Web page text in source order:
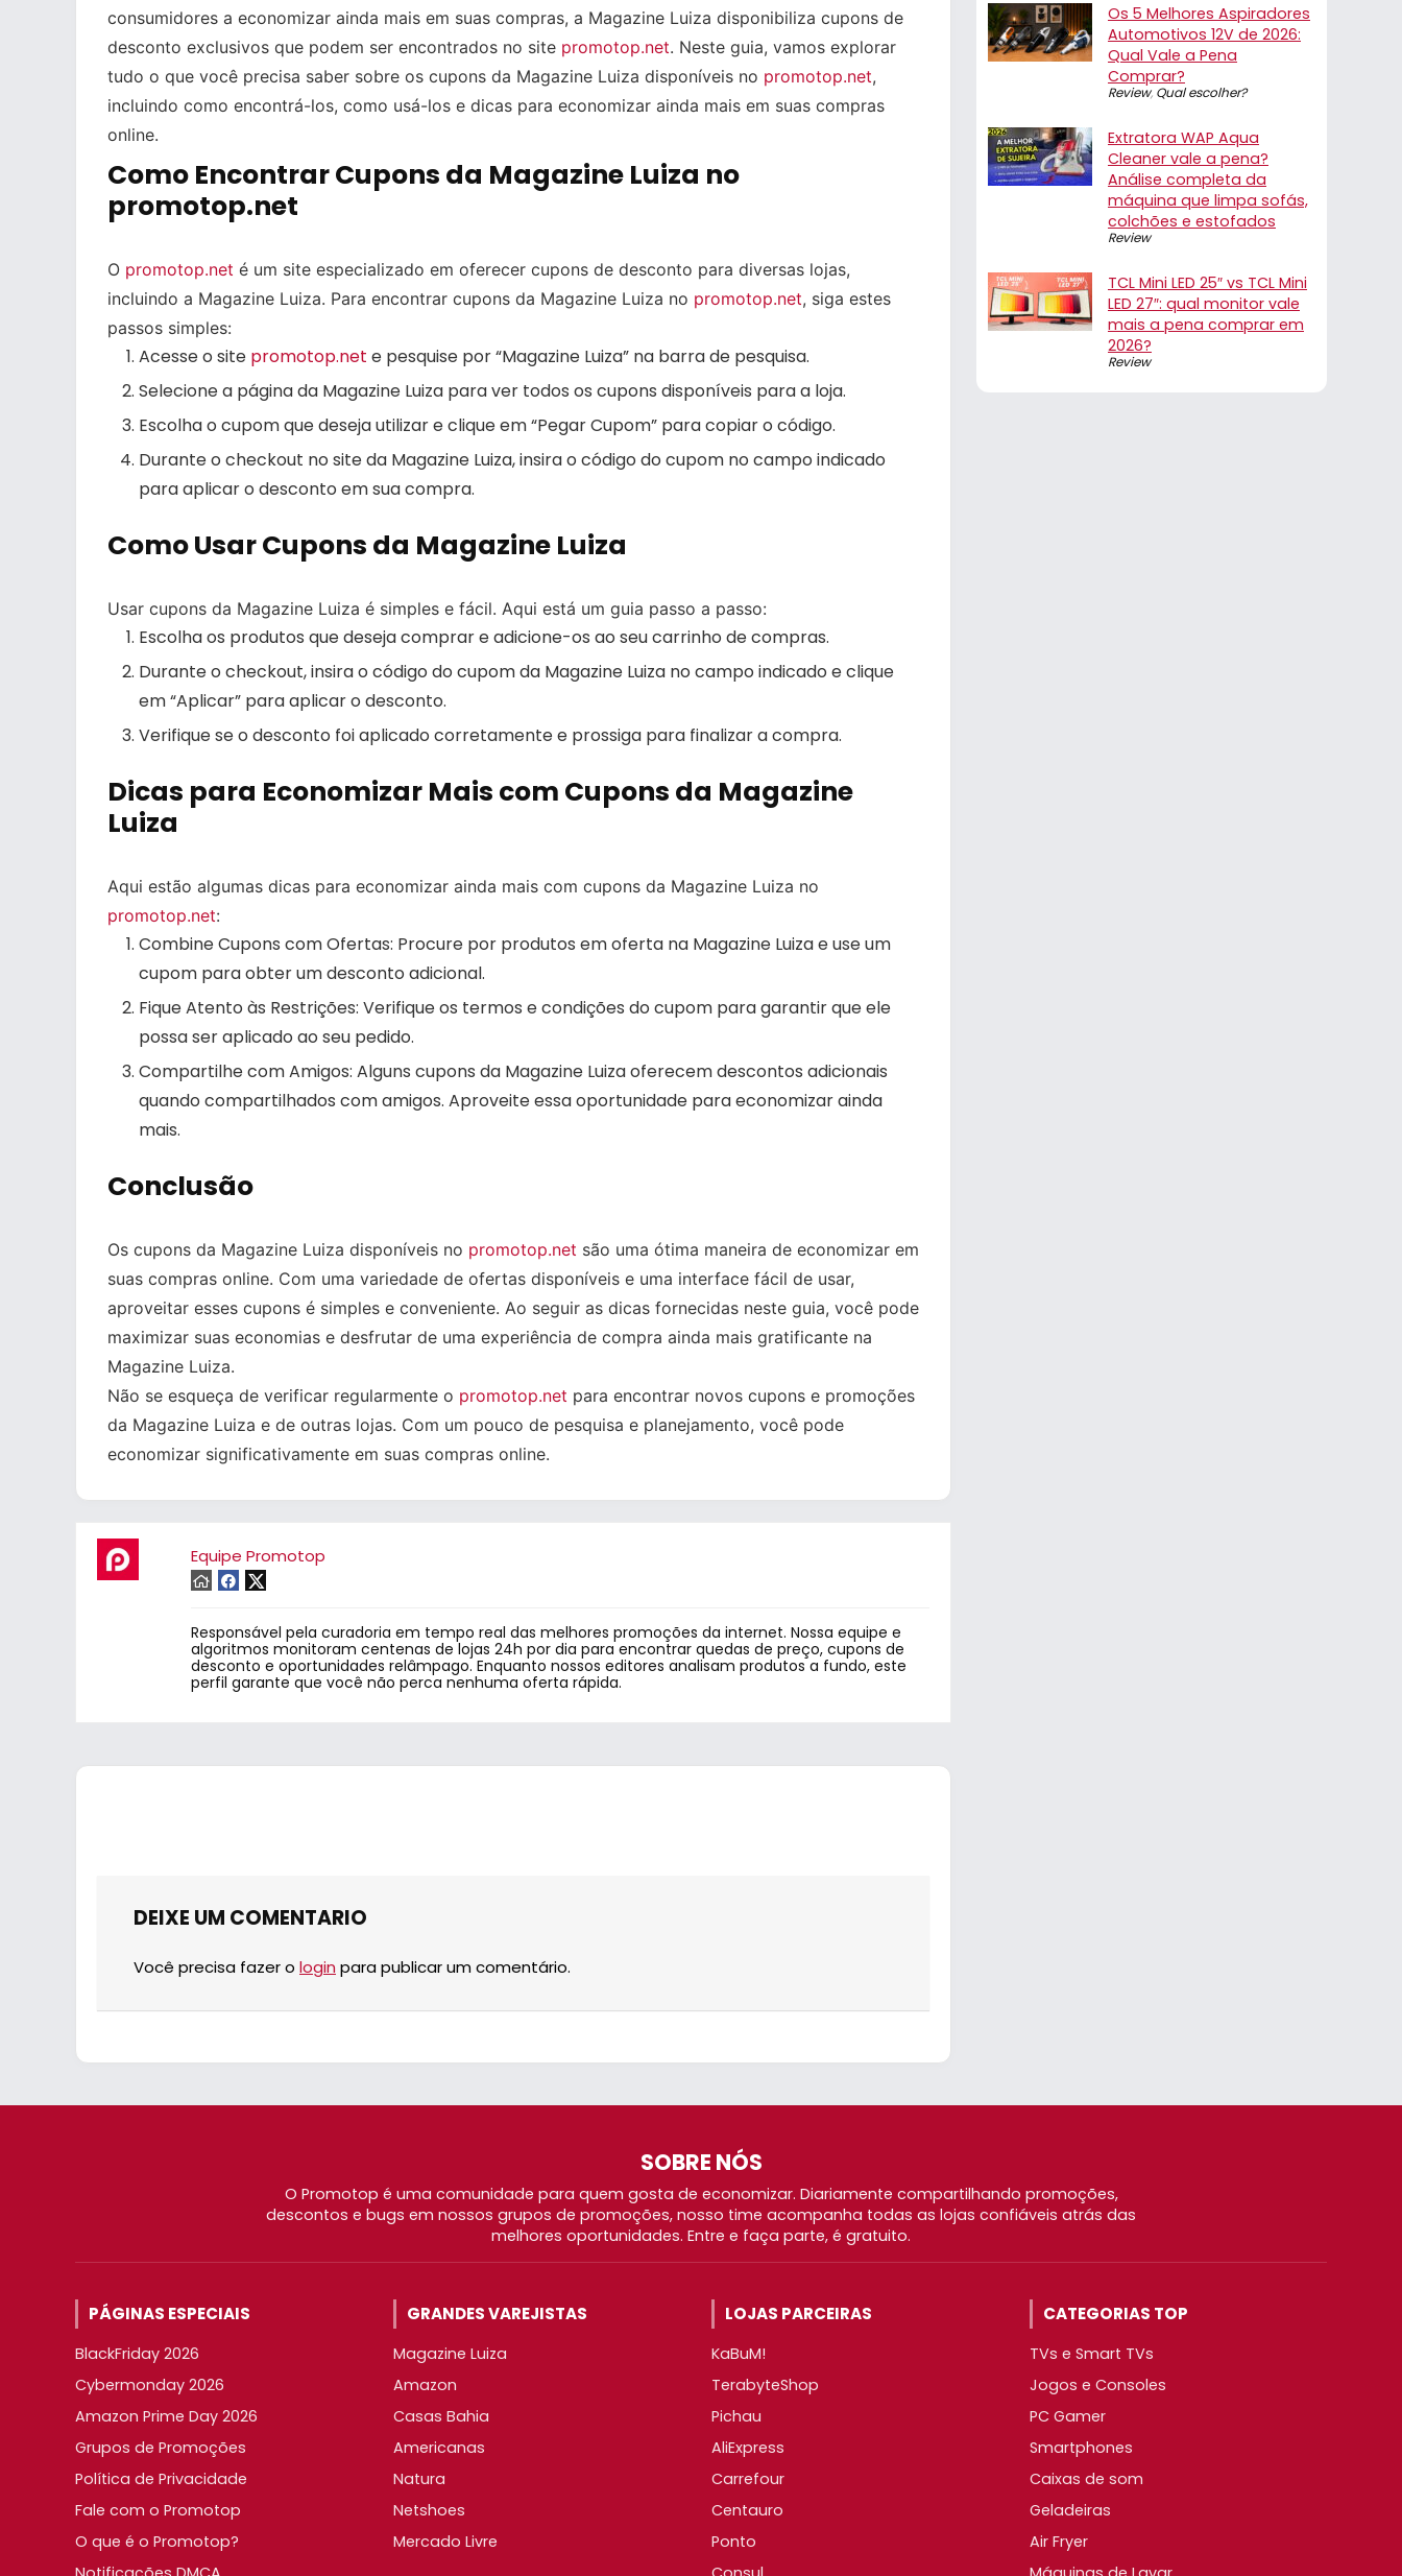
consumidores a economizar ainda mais em suas compras, a Magazine Luiza disponibiliza cupons de
desconto exclusivos que podem ser encontrados no site promotop.net. Neste guia, vamos explorar
tudo o que você precisa saber sobre os cupons da Magazine Luiza disponíveis no promotop.net,
incluindo como encontrá-los, como usá-los e dicas para economizar ainda mais em suas compras
online.
Como Encontrar Cupons da Magazine Luiza no
promotop.net
O promotop.net é um site especializado em oferecer cupons de desconto para diversas lojas,
incluindo a Magazine Luiza. Para encontrar cupons da Magazine Luiza no promotop.net, siga estes
passos simples:
Acesse o site promotop.net e pesquise por “Magazine Luiza” na barra de pesquisa.
Selecione a página da Magazine Luiza para ver todos os cupons disponíveis para a loja.
Escolha o cupom que deseja utilizar e clique em “Pegar Cupom” para copiar o código.
Durante o checkout no site da Magazine Luiza, insira o código do cupom no campo indicado
para aplicar o desconto em sua compra.
Como Usar Cupons da Magazine Luiza
Usar cupons da Magazine Luiza é simples e fácil. Aqui está um guia passo a passo:
Escolha os produtos que deseja comprar e adicione-os ao seu carrinho de compras.
Durante o checkout, insira o código do cupom da Magazine Luiza no campo indicado e clique
em “Aplicar” para aplicar o desconto.
Verifique se o desconto foi aplicado corretamente e prossiga para finalizar a compra.
Dicas para Economizar Mais com Cupons da Magazine
Luiza
Aqui estão algumas dicas para economizar ainda mais com cupons da Magazine Luiza no
promotop.net:
Combine Cupons com Ofertas: Procure por produtos em oferta na Magazine Luiza e use um
cupom para obter um desconto adicional.
Fique Atento às Restrições: Verifique os termos e condições do cupom para garantir que ele
possa ser aplicado ao seu pedido.
Compartilhe com Amigos: Alguns cupons da Magazine Luiza oferecem descontos adicionais
quando compartilhados com amigos. Aproveite essa oportunidade para economizar ainda
mais.
Conclusão
Os cupons da Magazine Luiza disponíveis no promotop.net são uma ótima maneira de economizar em
suas compras online. Com uma variedade de ofertas disponíveis e uma interface fácil de usar,
aproveitar esses cupons é simples e conveniente. Ao seguir as dicas fornecidas neste guia, você pode
maximizar suas economias e desfrutar de uma experiência de compra ainda mais gratificante na
Magazine Luiza.
Não se esqueça de verificar regularmente o promotop.net para encontrar novos cupons e promoções
da Magazine Luiza e de outras lojas. Com um pouco de pesquisa e planejamento, você pode
economizar significativamente em suas compras online.
Equipe Promotop
Responsável pela curadoria em tempo real das melhores promoções da internet. Nossa equipe e
algoritmos monitoram centenas de lojas 24h por dia para encontrar quedas de preço, cupons de
desconto e oportunidades relâmpago. Enquanto nossos editores analisam produtos a fundo, este
perfil garante que você não perca nenhuma oferta rápida.
DEIXE UM COMENTARIO
Você precisa fazer o login para publicar um comentário.
Os 5 Melhores Aspiradores
Automotivos 12V de 2026:
Qual Vale a Pena
Comprar?
Review, Qual escolher?
Extratora WAP Aqua
Cleaner vale a pena?
Análise completa da
máquina que limpa sofás,
colchões e estofados
Review
TCL Mini LED 25″ vs TCL Mini
LED 27″: qual monitor vale
mais a pena comprar em
2026?
Review
SOBRE NÓS
O Promotop é uma comunidade para quem gosta de economizar. Diariamente compartilhando promoções,
descontos e bugs em nossos grupos de promoções, nosso time acompanha todas as lojas confiáveis atrás das
melhores oportunidades. Entre e faça parte, é gratuito.
PÁGINAS ESPECIAIS
BlackFriday 2026
Cybermonday 2026
Amazon Prime Day 2026
Grupos de Promoções
Política de Privacidade
Fale com o Promotop
O que é o Promotop?
GRANDES VAREJISTAS
Magazine Luiza
Amazon
Casas Bahia
Americanas
Natura
Netshoes
Mercado Livre
LOJAS PARCEIRAS
KaBuM!
TerabyteShop
Pichau
AliExpress
Carrefour
Centauro
Ponto
CATEGORIAS TOP
TVs e Smart TVs
Jogos e Consoles
PC Gamer
Smartphones
Caixas de som
Geladeiras
Air Fryer